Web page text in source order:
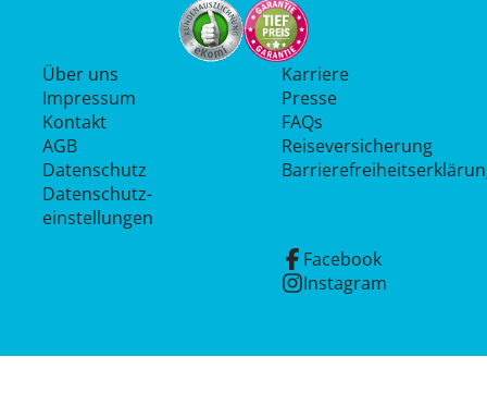
Über uns
Impressum
Kontakt
AGB
Datenschutz
Datenschutz­
einstellungen
Karriere
Presse
FAQs
Reiseversicherung
Facebook
Instagram